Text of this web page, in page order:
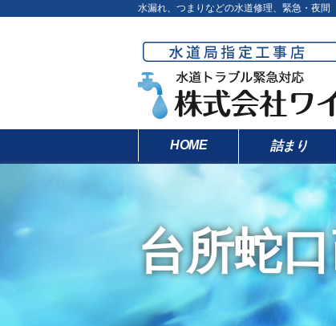
水漏れ、つまりなどの水道修理、緊急・夜
HOME 詰まり
台所蛇